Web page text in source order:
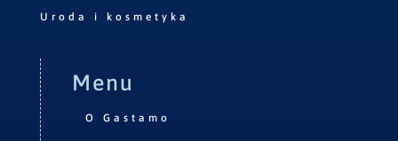
Uroda i kosmetyka
Menu
O Gastamo